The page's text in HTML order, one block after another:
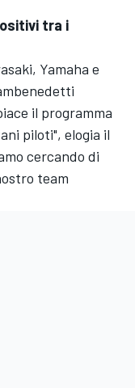
tra i
Yamaha e
il programma
piloti", elogia il
cercando di
team